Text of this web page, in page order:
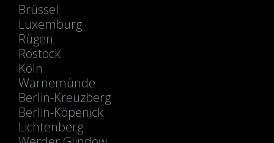
Brüssel
Luxemburg
Rügen
Rostock
Köln
Warnemünde
Berlin-Kreuzberg
Berlin-Köpenick
Lichtenberg